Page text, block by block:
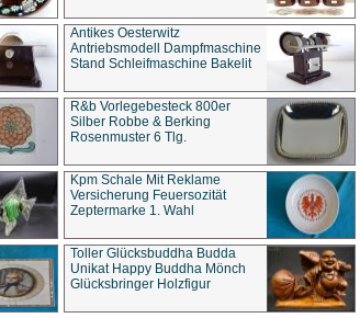
Antikes Oesterwitz
Antriebsmodell Dampfmaschine
Stand Schleifmaschine Bakelit
R&b Vorlegebesteck 800er
Silber Robbe & Berking
Rosenmuster 6 Tlg.
Kpm Schale Mit Reklame
Versicherung Feuersozität
Zeptermarke 1. Wahl
Toller Glücksbuddha Budda
Unikat Happy Buddha Mönch
Glücksbringer Holzfigur